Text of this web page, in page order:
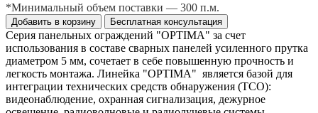
*Минимальный объем поставки — 300 п.м.
Добавить в корзину Бесплатная консультация
Серия панельных ограждений "OPTIMA" за счет
использования в составе сварных панелей усиленного прутка
диаметром 5 мм, сочетает в себе повышенную прочность и
легкость монтажа. Линейка "OPTIMA" является базой для
интеграции технических средств обнаружения (ТСО):
видеонаблюдение, охранная сигнализация, дежурное